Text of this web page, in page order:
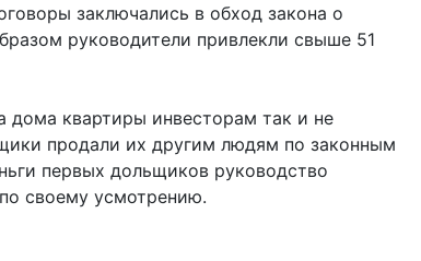
заключались в обход закона о
руководители привлекли свыше 51
дома квартиры инвесторам так и не
продали их другим людям по законным
первых дольщиков руководство
своему усмотрению.